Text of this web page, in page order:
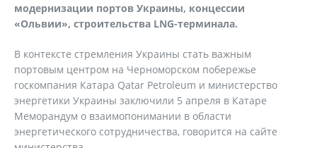
модернизации портов Украины, концессии
«Ольвии», строительства LNG-терминала.
В контексте стремления Украины стать важным
портовым центром на Черноморском побережье
госкомпания Катара Qatar Petroleum и министерство
энергетики Украины заключили 5 апреля в Катаре
Меморандум о взаимопонимании в области
энергетического сотрудничества, говорится на сайте